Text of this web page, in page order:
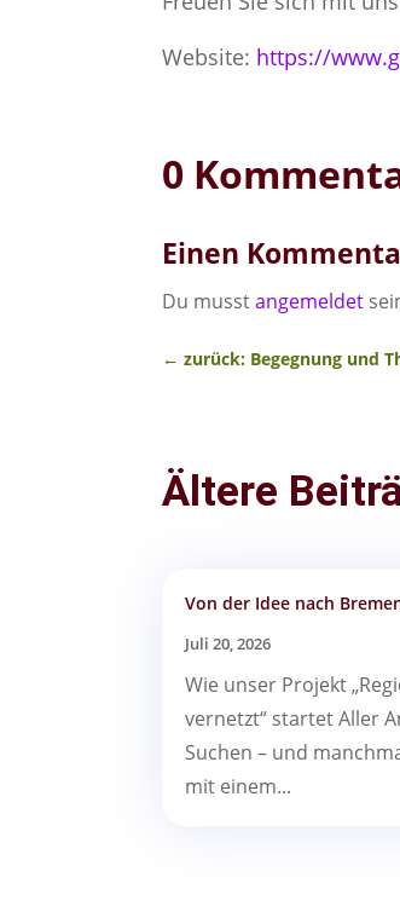
Website: https://
0
Einen
Du musstangemeldet
←zurück: Begegnung und
Ältere
Von der Idee nach
Juli 20, 2026
Wie unser Projekt
vernetzt“ startet Aller
Suchen – und
mit einem...